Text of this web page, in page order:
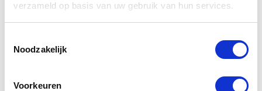
verzameld op basis van uw gebruik van hun services.
Noodzakelijk
Voorkeuren
Voeg toe aan winkeltas